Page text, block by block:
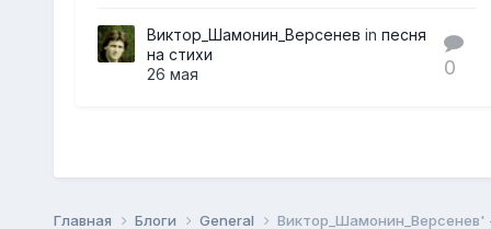
Виктор_Шамонин_Версенев in песня
на стихи
26 мая
0
Главная Блоги General Виктор_Шамонин_Версенев'